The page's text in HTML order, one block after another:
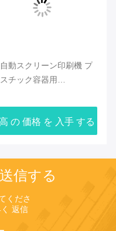
動スクリーン印刷機 プ
チック容器用
の 価格 を 入手 する
信する
くださ
返信